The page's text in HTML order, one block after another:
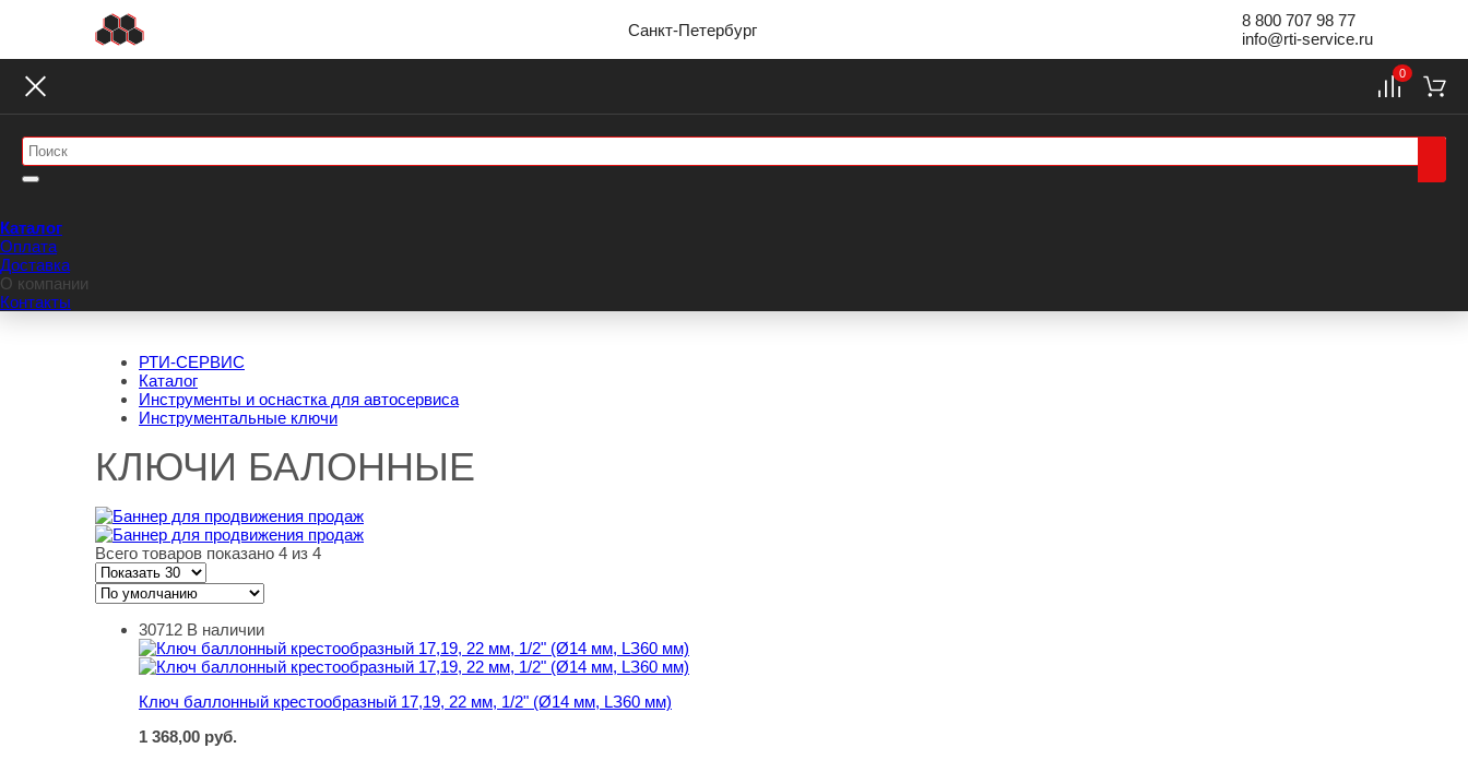
Санкт-Петербург
8 800 707 98 77
info@rti-service.ru
Каталог
Оплата
Доставка
О компании
Контакты
0
РТИ-СЕРВИС
Каталог
Инструменты и оснастка для автосервиса
Инструментальные ключи
КЛЮЧИ БАЛОННЫЕ
Всего товаров показано 4 из 4
Ключ баллонный крестообразный 17,19, 22 мм, 1/2" (Ø14 мм, LЗ60 мм)
30712 В наличии
Ключ баллонный крестообразный 17,19, 22 мм, 1/2" (Ø14 мм, LЗ60 мм)
1 368,00 руб.